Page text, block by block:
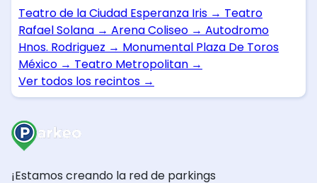
Teatro de la Ciudad Esperanza Iris → Teatro
Rafael Solana → Arena Coliseo → Autodromo
Hnos. Rodriguez → Monumental Plaza De Toros
México → Teatro Metropolitan →
Ver todos los recintos →
¡Estamos creando la red de parkings